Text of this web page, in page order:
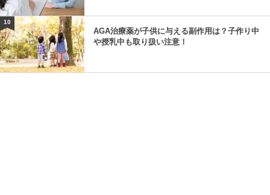
10
AGA治療薬が子供に与える副作用は？子作り中
や授乳中も取り扱い注意！